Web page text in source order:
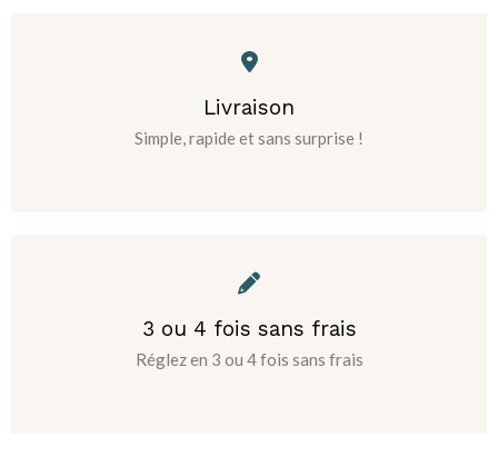
Livraison
Simple, rapide et sans surprise !
3 ou 4 fois sans frais
Réglez en 3 ou 4 fois sans frais